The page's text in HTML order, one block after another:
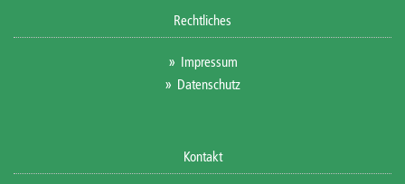
Rechtliches
Impressum
Datenschutz
Kontakt